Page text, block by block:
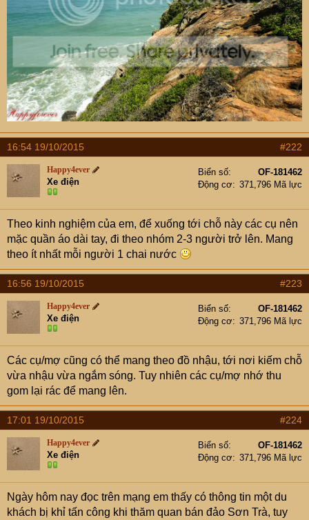
16:54 19/10/2015 #222
Happy4ever
Xe điện
Biển số
OF-181462
Động cơ
371,796 Mã lực
Theo kinh nghiệm của em, để xuống tới chỗ này các cụ nên
mặc quần áo dài tay, đi theo nhóm 2-3 người trở lên. Mang
theo ít nhất mỗi người 1 chai nước
16:56 19/10/2015 #223
Happy4ever
Xe điện
Biển số
OF-181462
Động cơ
371,796 Mã lực
Các cụ/mợ cũng có thể mang theo đồ nhậu, tới nơi kiếm chỗ
vừa nhậu vừa ngắm sóng. Tuy nhiên các cụ/mợ nhớ thu
gom lại rác để mang lên.
17:01 19/10/2015 #224
Happy4ever
Xe điện
Biển số
OF-181462
Động cơ
371,796 Mã lực
Ngày hôm nay đọc trên mạng em thấy có thông tin một du
khách bị khỉ tấn công khi thăm quan bán đảo Sơn Trà, tuy